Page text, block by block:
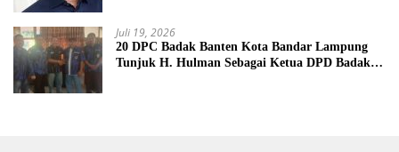
Juli 19, 2026
20 DPC Badak Banten Kota Bandar Lampung
Tunjuk H. Hulman Sebagai Ketua DPD Badak